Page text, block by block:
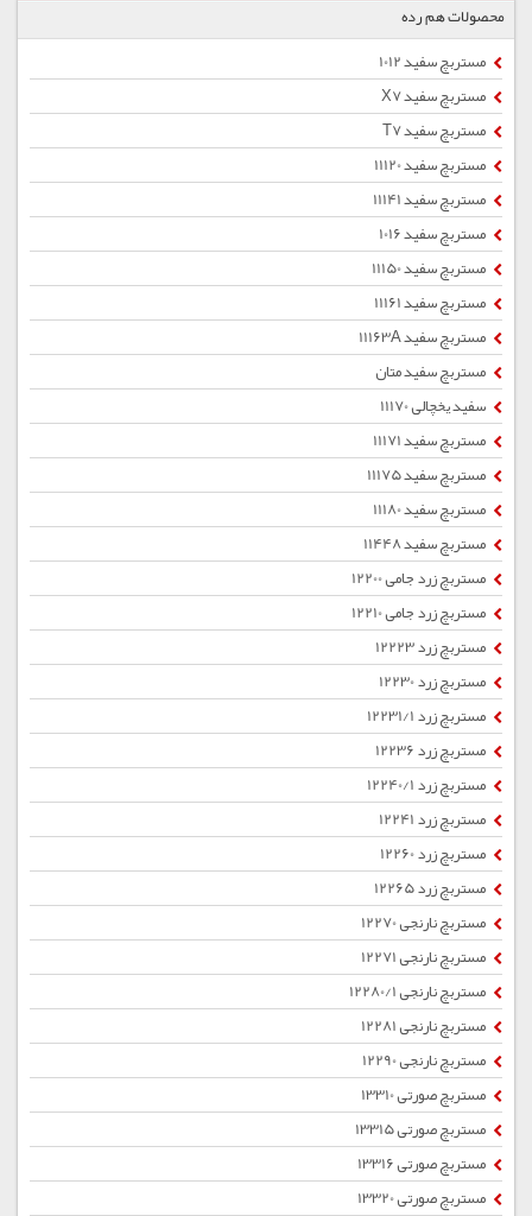
محصولات هم رده
مستربچ سفید 1012
مستربچ سفید X7
مستربچ سفید T7
مستربچ سفید 11120
مستربچ سفید 11141
مستربچ سفید 1016
مستربچ سفید 11150
مستربچ سفید 11161
مستربچ سفید 11163A
مستربچ سفید متان
سفید یخچالی 11170
مستربچ سفید 11171
مستربچ سفید 11175
مستربچ سفید 11180
مستربچ سفید 11448
مستربچ زرد جامی 12200
مستربچ زرد جامی 12210
مستربچ زرد 12223
مستربچ زرد 12230
مستربچ زرد 12231/1
مستربچ زرد 12236
مستربچ زرد 12240/1
مستربچ زرد 12241
مستربچ زرد 12260
مستربچ زرد 12265
مستربچ نارنجی 12270
مستربچ نارنجی 12271
مستربچ نارنجی 12280/1
مستربچ نارنجی 12281
مستربچ نارنجی 12290
مستربچ صورتی 13310
مستربچ صورتی 13315
مستربچ صورتی 13316
مستربچ صورتی 13320